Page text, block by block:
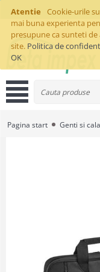
Atentie
Cookie-urile
mai buna experienta
presupune ca sunteti
site. Politica de
OK
Pagina start Genti si